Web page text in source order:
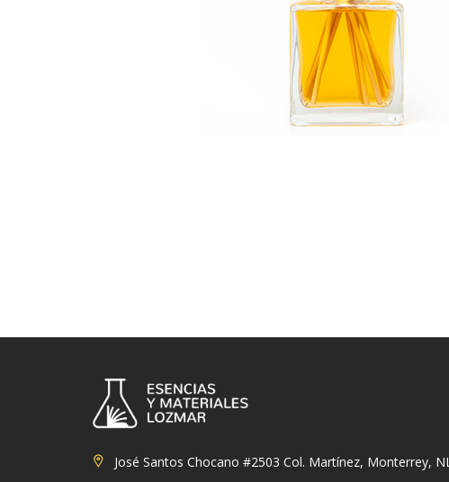
José Santos Chocano #2503 Col. Martínez, Monterrey, NL